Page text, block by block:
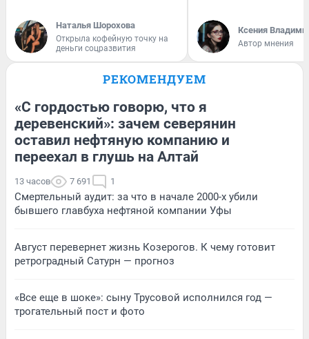
Наталья Шорохова
Открыла кофейную точку на
деньги соцразвития
Ксения
Автор мнения
РЕКОМЕНДУЕМ
«С гордостью говорю, что я
деревенский»: зачем северянин
оставил нефтяную компанию и
переехал в глушь на Алтай
13 часов 7 691 1
Смертельный аудит: за что в начале 2000-х убили
бывшего главбуха нефтяной компании Уфы
Август перевернет жизнь Козерогов. К чему готовит
ретроградный Сатурн — прогноз
«Все еще в шоке»: сыну Трусовой исполнился год —
трогательный пост и фото